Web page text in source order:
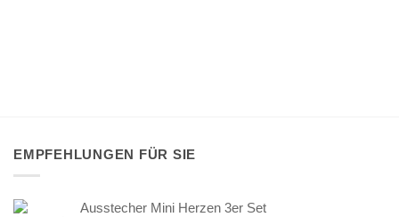
EMPFEHLUNGEN FÜR SIE
Ausstecher Mini Herzen 3er Set